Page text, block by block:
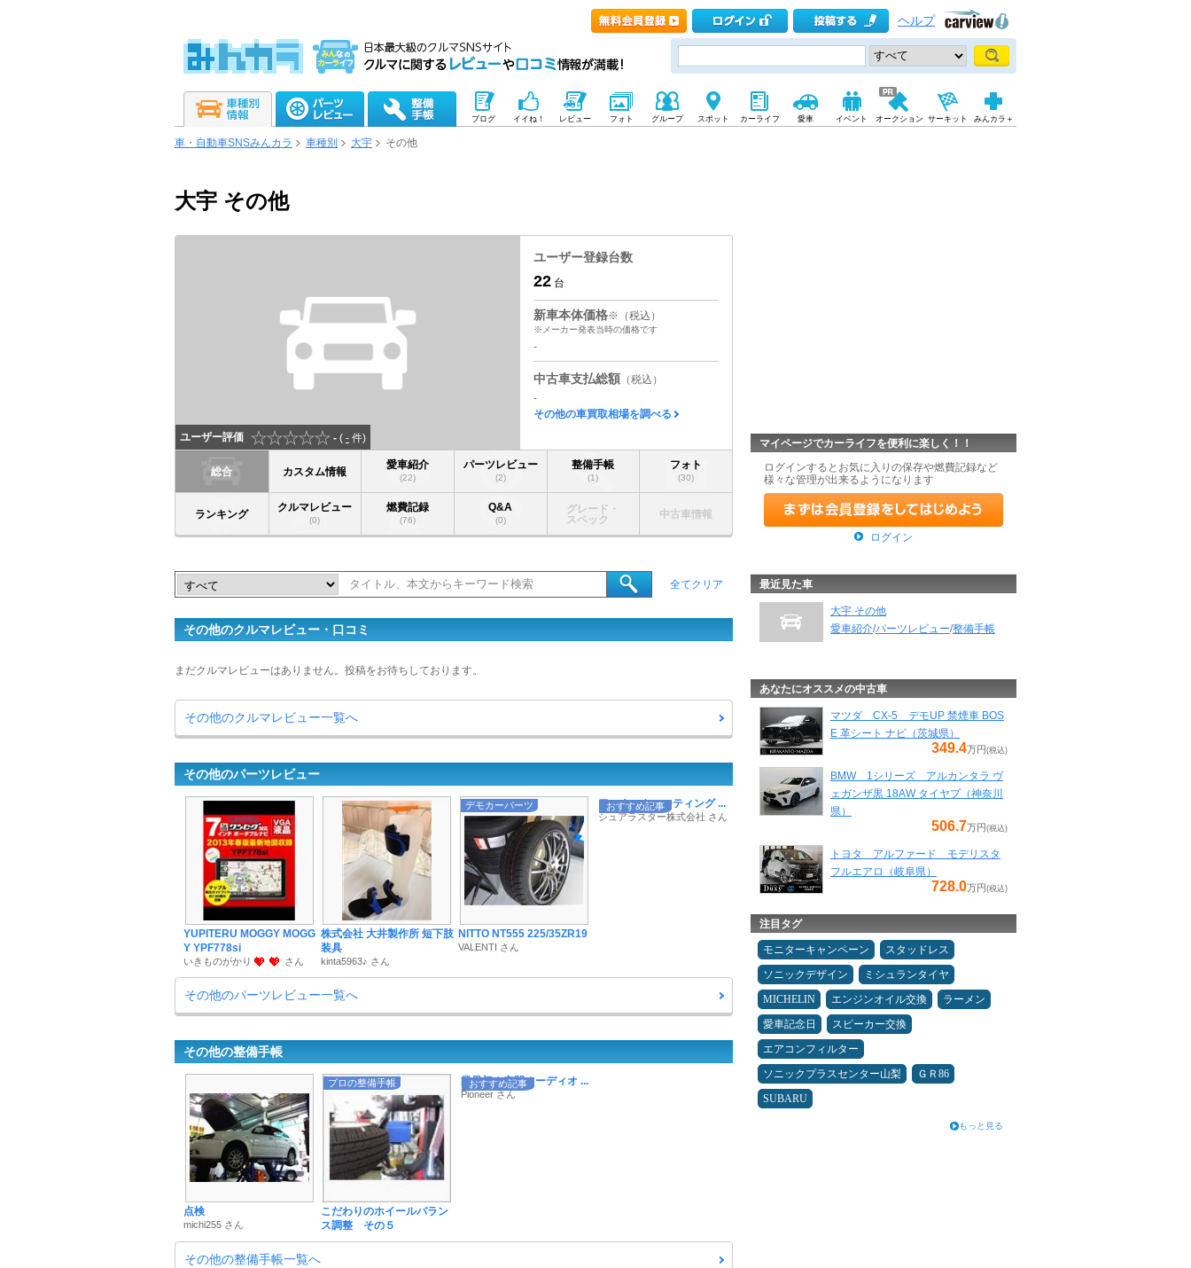
ヘルプ
ブログ イイね！ レビュー フォト グループ スポット カーライフ 愛車 イベント オークション サーキット みんカラ＋
車・自動車SNSみんカラ 車種別 大宇 その他
大宇 その他
ユーザー評価 - ( - 件)
ユーザー登録台数
22 台
新車本体価格※（税込）
※メーカー発表当時の価格です
-
中古車支払総額 （税込）
-
その他の車買取相場を調べる
総合 カスタム情報
愛車紹介
(22)
パーツレビュー
(2)
整備手帳
(1)
フォト
(30)
ランキング
クルマレビュー
(0)
燃費記録
(76)
Q&A
(0)
グレード・
スペック
中古車情報
全てクリア
その他のクルマレビュー・口コミ
まだクルマレビューはありません。投稿をお待ちしております。
その他のクルマレビュー一覧へ
その他のパーツレビュー
YUPITERU MOGGY MOGG
Y YPF778si
いきものがかり さん
株式会社 大井製作所 短下肢
装具
kinta5963♪ さん
デモカーパーツ
NITTO NT555 225/35ZR19
VALENTI さん
おすすめ記事
ワックスやコーティング ...
シュアラスター株式会社 さん
その他のパーツレビュー一覧へ
その他の整備手帳
点検
michi255 さん
プロの整備手帳
こだわりのホイールバラン
ス調整 その５
おすすめ記事
業界初！空間オーディオ ...
Pioneer さん
その他の整備手帳一覧へ
マイページでカーライフを便利に楽しく！！
ログインするとお気に入りの保存や燃費記録など
様々な管理が出来るようになります
ログイン
最近見た車
大宇 その他
愛車紹介/パーツレビュー/整備手帳
あなたにオススメの中古車
マツダ CX-5 デモUP 禁煙車 BOS
E 革シート ナビ（茨城県）
349.4万円 (税込)
BMW 1シリーズ アルカンタラ ヴ
ェガンザ黒 18AW タイヤプ（神奈川
県）
506.7万円 (税込)
トヨタ アルファード モデリスタ
フルエアロ（岐阜県）
728.0万円 (税込)
注目タグ
モニターキャンペーン
スタッドレス
ソニックデザイン
ミシュランタイヤ
MICHELIN
エンジンオイル交換
ラーメン
愛車記念日
スピーカー交換
エアコンフィルター
ソニックプラスセンター山梨
ＧＲ86
SUBARU
もっと見る